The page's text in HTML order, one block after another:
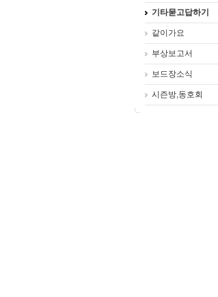
기타묻고답하기
같이가요
부상보고서
보드장소식
시즌방,동호회